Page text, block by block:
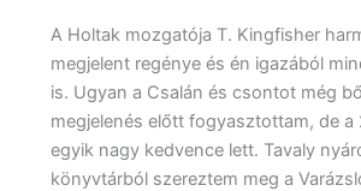
A Holtak mozgatója T. Kingfisher
megjelent regénye és én igazából
is. Ugyan a Csalán és csontot még
megjelenés előtt fogyasztottam, de a
egyik nagy kedvence lett. Tavaly
könyvtárból szereztem meg a